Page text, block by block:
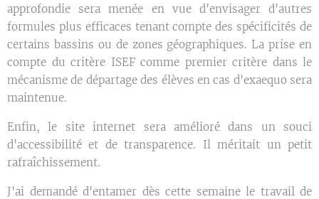
approfondie sera menée en vue d'envisager d'autres
formules plus efficaces tenant compte des spécificités de
certains bassins ou de zones géographiques. La prise en
compte du critère ISEF comme premier critère dans le
mécanisme de départage des élèves en cas d'exaequo sera
maintenue.
Enfin, le site internet sera amélioré dans un souci
d'accessibilité et de transparence. Il méritait un petit
rafraîchissement.
J'ai demandé d'entamer dès cette semaine le travail de